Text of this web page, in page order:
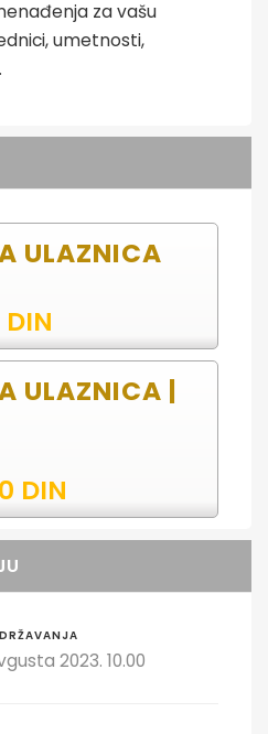
za vašu
umetnosti,
ULAZNICA
ULAZNICA |
DIN
2023. 10.00